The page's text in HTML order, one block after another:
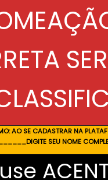
AO SE CADASTRAR NA
SEU NOME